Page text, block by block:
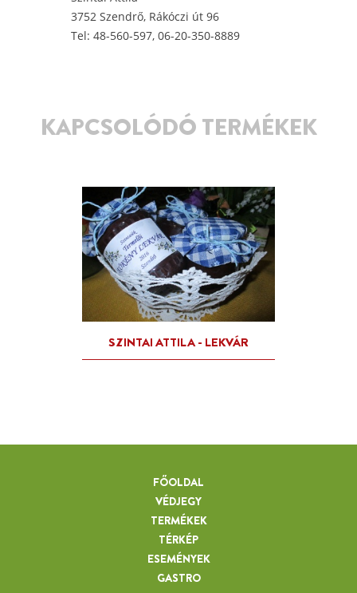
3752 Szendrő, Rákóczi út 96
Tel: 48-560-597, 06-20-350-8889
KAPCSOLÓDÓ TERMÉKEK
FŐOLDAL
VÉDJEGY
TERMÉKEK
TÉRKÉP
ESEMÉNYEK
GASTRO